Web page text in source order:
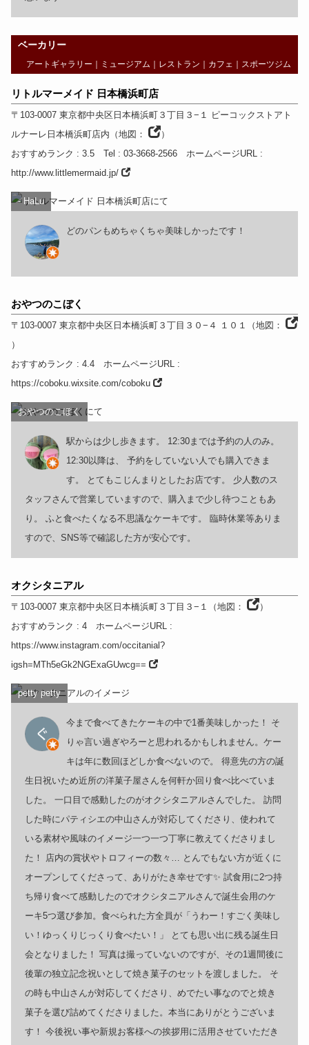
ベーカリー
アートギャラリー ミュージアム レストラン カフェ スポーツジム
リトルマーメイド 日本橋浜町店
〒103-0007 東京都中央区日本橋浜町３丁目３−１ ピーコックストアト
ルナーレ日本橋浜町店内 （地図：
）
おすすめランク : 3.5 Tel : 03-3668-2566 ホームページURL:
http://www.littlemermaid.jp/
- HaLu
どのパンもめちゃくちゃ美味しかったです！
おやつのこぼく
〒103-0007 東京都中央区日本橋浜町３丁目３０−４ １０１ （地図：
）
おすすめランク : 4.4 ホームページURL:
https://coboku.wixsite.com/coboku
おやつのこぼく
駅からは少し歩きます。 12:30までは予約の人のみ。
12:30以降は、 予約をしていない人でも購入できま
す。 とてもこじんまりとしたお店です。 少人数のス
タッフさんで営業していますので、購入まで少し待つこともあ
り。 ふと食べたくなる不思議なケーキです。 臨時休業等ありま
すので、SNS等で確認した方が安心です。
オクシタニアル
〒103-0007 東京都中央区日本橋浜町３丁目３−１ （地図：
）
おすすめランク : 4 ホームページURL:
https://www.instagram.com/occitanial?
igsh=MTh5eGk2NGExaGUwcg==
petty petty
今まで食べてきたケーキの中で1番美味しかった！ そ
りゃ言い過ぎやろーと思われるかもしれません。ケー
キは年に数回ほどしか食べないので。 得意先の方の誕
生日祝いため近所の洋菓子屋さんを何軒か回り食べ比べていま
した。 一口目で感動したのがオクシタニアルさんでした。 訪問
した時にパティシエの中山さんが対応してくださり、使われて
いる素材や風味のイメージ一つ一つ丁寧に教えてくださりまし
た！ 店内の賞状やトロフィーの数々… とんでもない方が近くに
オープンしてくださって、ありがたき幸せです✨ 試食用に2つ持
ち帰り食べて感動したのでオクシタニアルさんで誕生会用のケ
ーキ5つ選び参加。食べられた方全員が「うわー！すごく美味し
い！ゆっくりじっくり食べたい！」 とても思い出に残る誕生日
会となりました！ 写真は撮っていないのですが、その1週間後に
後輩の独立記念祝いとして焼き菓子のセットを渡しました。 そ
の時も中山さんが対応してくださり、めでたい事なのでと焼き
菓子を選び詰めてくださりました。本当にありがとうございま
す！ 今後祝い事や新規お客様への挨拶用に活用させていただき